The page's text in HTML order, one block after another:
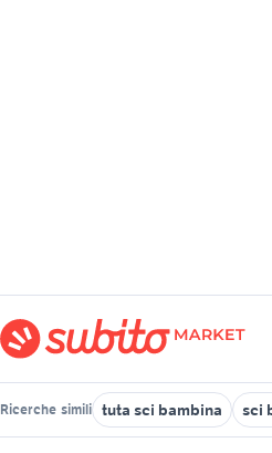
Ricerche simili tuta sci bambina sci